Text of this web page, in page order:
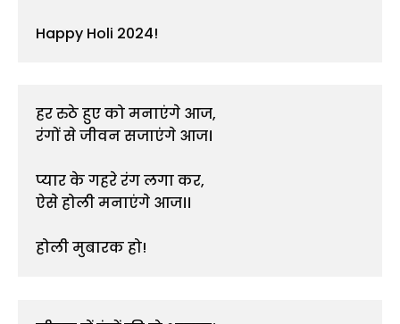
Happy Holi 2024!
हर रुठे हुए को मनाएंगे आज,
रंगों से जीवन सजाएंगे आज।
प्यार के गहरे रंग लगा कर,
ऐसे होली मनाएंगे आज।।
होली मुबारक हो!